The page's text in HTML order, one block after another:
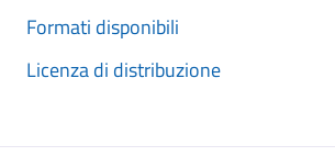
Formati disponibili
Licenza di distribuzione